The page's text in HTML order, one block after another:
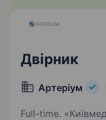
Двірник
Артеріум
Full-time. «Київмедпрепарат» — один із